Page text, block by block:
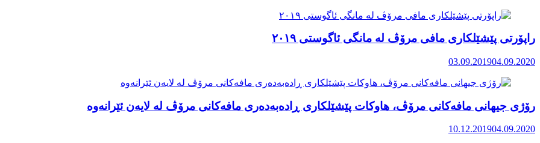
راپۆرتی پێشێلكاری مافی مرۆڤ له‌ مانگی ئاگوستی ٢٠١٩
03.09.201904.09.2020
رۆژی جیهانی مافەکانی مرۆڤ، هاوکات پێشێلکاری ڕادەبەدەری مافەکانی مرۆڤ لە لایەن ئێرانەوە
10.12.201904.09.2020